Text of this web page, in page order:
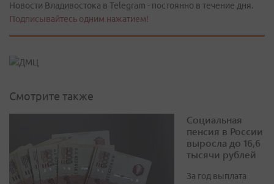
Новости Владивостока в Telegram - постоянно в течение дня.
Подписывайтесь одним нажатием!
Смотрите также
Социальная
пенсия в России
выросла до 16,6
тысячи рублей
За год выплата